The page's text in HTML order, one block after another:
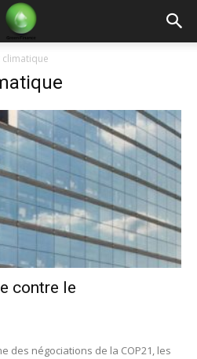
climatique
contre le
des négociations de la COP21, les